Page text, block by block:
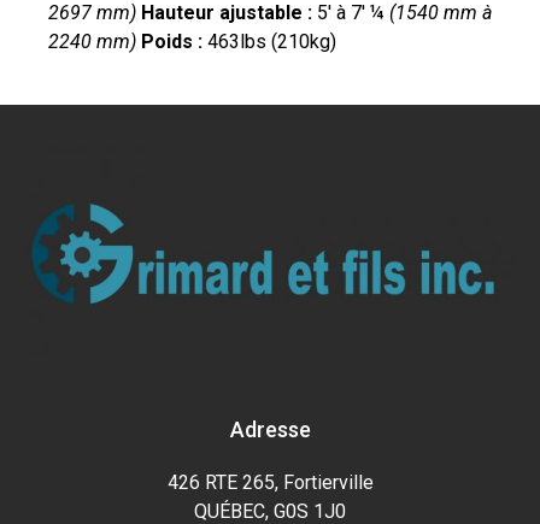
2697 mm) Hauteur ajustable : 5′ à 7′ ¼ (1540 mm à
2240 mm) Poids : 463lbs (210kg)
Adresse
426 RTE 265, Fortierville
QUÉBEC, G0S 1J0